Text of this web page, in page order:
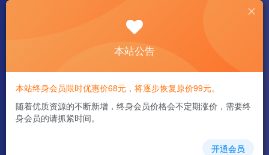
本站公告
本站终身会员限时优惠价68元，将逐步恢复原价99元。
随着优质资源的不断新增，终身会员价格会不定期涨价，需要终
身会员的请抓紧时间。
开通会员